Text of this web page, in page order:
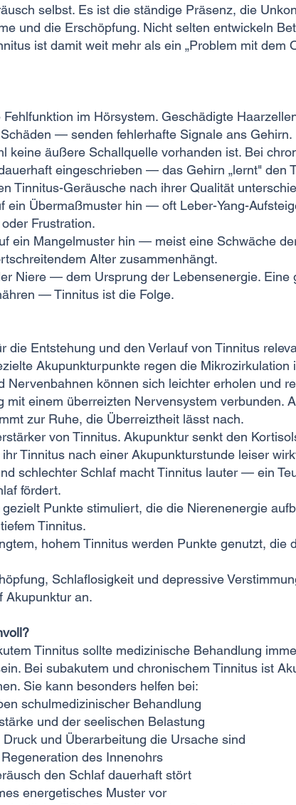
selbst. Es ist die ständige Präsenz, die
und die Erschöpfung. Nicht selten entwickeln
ist damit weit mehr als ein „Problem mit dem
im Hörsystem. Geschädigte
— senden fehlerhafte Signale ans Gehirn.
keine äußere Schallquelle vorhanden ist. Bei
eingeschrieben — das Gehirn „lernt" den
Tinnitus-Geräusche nach ihrer Qualität
ein Übermaßmuster hin — oft Leber-Yang-
Frustration.
ein Mangelmuster hin — meist eine Schwäche
Alter zusammenhängt.
Niere — dem Ursprung der Lebensenergie. Eine
— Tinnitus ist die Folge.
Entstehung und den Verlauf von Tinnitus
Akupunkturpunkte regen die Mikrozirkulation
Nervenbahnen können sich leichter erholen und
einem überreizten Nervensystem verbunden.
zur Ruhe, die Überreiztheit lässt nach.
von Tinnitus. Akupunktur senkt den
Tinnitus nach einer Akupunkturstunde leiser
schlechter Schlaf macht Tinnitus lauter — ein
fördert.
Punkte stimuliert, die die Nierenenergie
Tinnitus.
hohem Tinnitus werden Punkte genutzt, die
Schlaflosigkeit und depressive
Akupunktur an.
Tinnitus sollte medizinische Behandlung
Bei subakutem und chronischem Tinnitus ist
Sie kann besonders helfen bei:
schulmedizinischer Behandlung
und der seelischen Belastung
und Überarbeitung die Ursache sind
des Innenohrs
den Schlaf dauerhaft stört
energetisches Muster vor